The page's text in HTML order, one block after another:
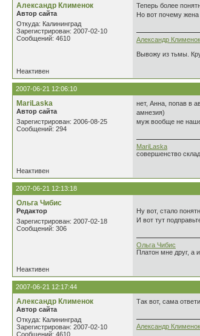
Александр Клименок
Автор сайта
Откуда: Калининград
Зарегистрирован: 2007-02-10
Сообщений: 4610
Теперь более
Но вот почему жена
Александр Клименок
Вывожу из тьмы.
Неактивен
2007-06-21 12:06:10
MariLaska
Автор сайта
Зарегистрирован: 2006-08-25
Сообщений: 294
нет, Анна, попав в
амнезия)
муж вообще не
MariLaska
совершенство
Неактивен
2007-06-21 12:13:18
Ольга Чибис
Редактор
Зарегистрирован: 2007-02-18
Сообщений: 306
Ну вот, стало
И вот тут
Ольга Чибис
Платон мне друг, а
Неактивен
2007-06-21 12:17:44
Александр Клименок
Автор сайта
Откуда: Калининград
Зарегистрирован: 2007-02-10
Сообщений: 4610
Так вот, сама
Александр Клименок